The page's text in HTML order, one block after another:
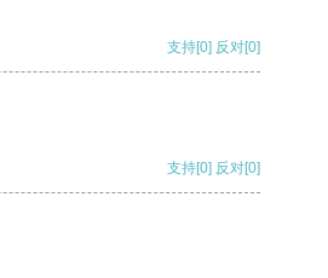
支持[0] 反对[0]
支持[0] 反对[0]